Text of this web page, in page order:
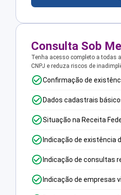
Consulta Sob
Tenha acesso completo a todas
CNPJ e reduza riscos de
Confirmação de
Dados cadastrais
Situação na Receita
Indicação de existência
Indicação de consultas
Indicação de empresas